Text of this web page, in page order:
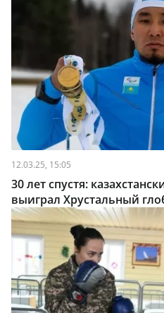
12.03.25, 15:05
30 лет спустя:
выиграл Хрустальный